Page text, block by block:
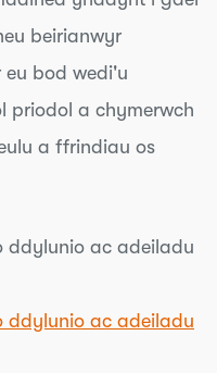
beirianwyr
bod wedi'u
priodol a chymerwch
a ffrindiau os
ddylunio ac adeiladu
ddylunio ac adeiladu